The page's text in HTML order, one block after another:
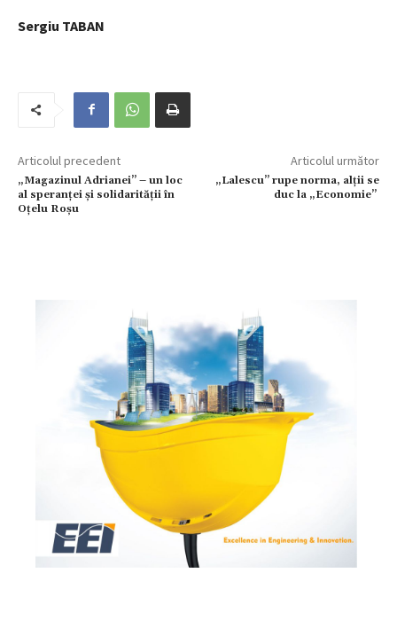
Sergiu TABAN
Articolul precedent
„Magazinul Adrianei” – un loc
al speranței și solidarității în
Oțelu Roșu
Articolul următor
„Lalescu” rupe norma, alții se
duc la „Economie”